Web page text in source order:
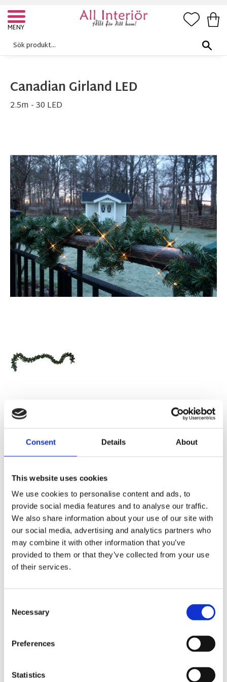
Consent Details About
This website uses cookies
We use cookies to personalise content and ads, to
provide social media features and to analyse our traffic.
We also share information about your use of our site with
our social media, advertising and analytics partners who
may combine it with other information that you’ve
provided to them or that they’ve collected from your use
of their services.
Selection
Necessary
Preferences
Statistics
Meny
Canadian Girland LED
2.5m - 30 LED
299,00
Antal
Lagerstatus 2 st i lager Artikelnr 612-05 Tillverkare
Star Trading
Fri frakt över 995kr
Snabba leveranser
Enkel betalning med Klarna
dekorativ girland med varmvitt sken. Den inbyggda
timern gör det lätt att ställa in när produkten ska
Djup